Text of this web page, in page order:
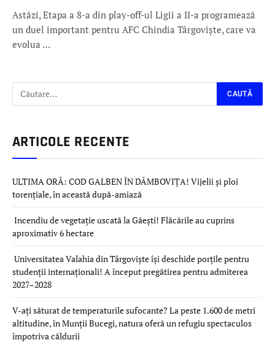
Astăzi, Etapa a 8-a din play-off-ul Ligii a II-a programează
un duel important pentru AFC Chindia Târgoviște, care va
evolua …
ARTICOLE RECENTE
ULTIMA ORĂ: COD GALBEN ÎN DÂMBOVIȚA! Vijelii și ploi
torențiale, în această după-amiază
Incendiu de vegetație uscată la Găești! Flăcările au cuprins
aproximativ 6 hectare
Universitatea Valahia din Târgoviște își deschide porțile pentru
studenții internaționali! A început pregătirea pentru admiterea
2027–2028
V-ați săturat de temperaturile sufocante? La peste 1.600 de metri
altitudine, în Munții Bucegi, natura oferă un refugiu spectaculos
împotriva căldurii